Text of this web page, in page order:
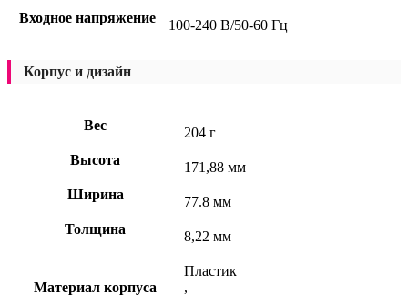
Входное напряжение
100-240 В/50-60 Гц
Корпус и дизайн
Вес
204 г
Высота
171,88 мм
Ширина
77.8 мм
Толщина
8,22 мм
Материал корпуса
Пластик
,